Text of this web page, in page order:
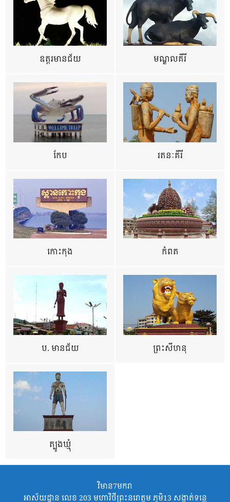
ឧត្ដរមានជ័យ មណ្ឌលគីរី
កែប រតនៈគីរី
កោះកុង កំពត
ប. មានជ័យ ព្រះសីហនុ
ត្បូងឃ្មុំ
វិមាន7មករា
អាស័យដ្ឋាន លេខ 203 មហាវិថីព្រះនរោត្តម ភូមិ13 សង្កាត់ទន្លេ